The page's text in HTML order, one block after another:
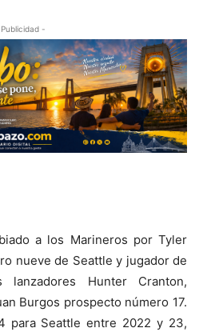
-
a los Marineros por Tyler
nueve de Seattle y jugador de
Hunter Cranton,
Burgos prospecto número 17.
para Seattle entre 2022 y 23,